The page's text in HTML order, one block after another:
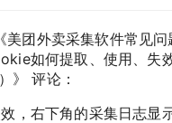
美团外卖采集软件常见
如何提取、使用、失
》 评论：
，右下角的采集日志显